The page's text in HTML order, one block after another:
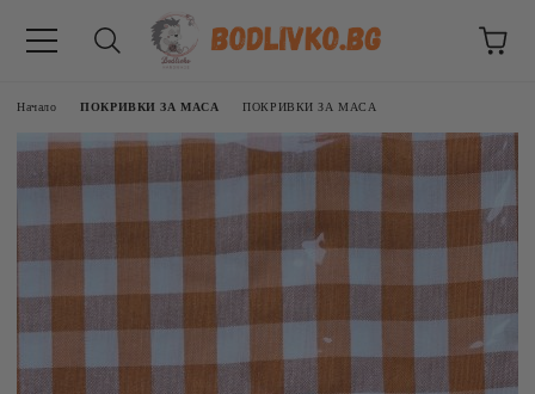
Начало ПОКРИВКИ ЗА МАСА ПОКРИВКИ ЗА МАСА